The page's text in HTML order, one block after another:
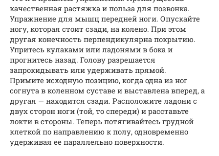
качественная растяжка и польза для позвонка.
Упражнение для мышц передней ноги. Опускайте
ногу, которая стоит сзади, на колено. При этом
другая конечность перпендикулярна покрытию.
Упритесь кулаками или ладонями в бока и
прогнитесь назад. Голову разрешается
запрокидывать или удерживать прямой.
Примите исходную позицию, когда одна из ног
согнута в коленном суставе и выставлена вперед, а
другая — находится сзади. Расположите ладони с
двух сторон ноги (той, то спереди) и расставьте
локти в стороны. Теперь потягивайтесь грудной
клеткой по направлению к полу, одновременно
удерживая ее параллельно поверхности.